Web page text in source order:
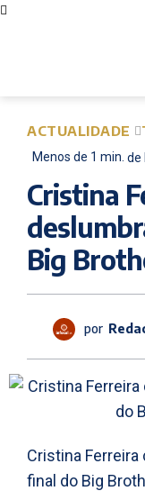
ACTUALIDADE
Menos de 1 min. de
Cristina
Big
por
Cristina
final do Big